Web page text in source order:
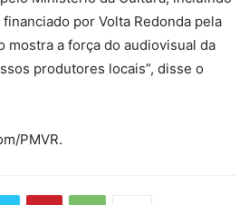
por Volta Redonda pela
mostra a força do audiovisual da
produtores locais”, disse o
PMVR.